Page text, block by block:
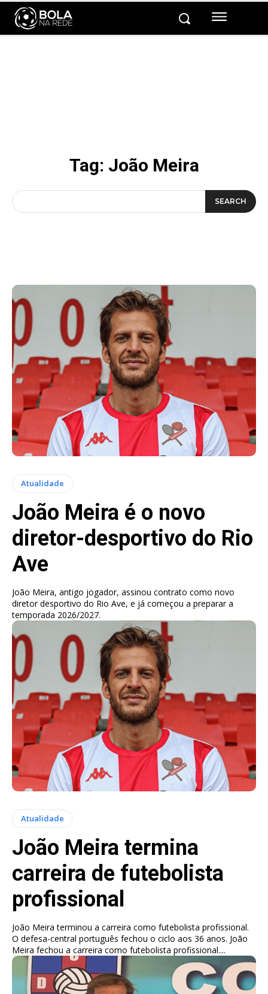
Tag: João Meira
SEARCH
Atualidade
João Meira é o novo
diretor-desportivo do Rio
Ave
João Meira, antigo jogador, assinou contrato como novo
diretor desportivo do Rio Ave, e já começou a preparar a
temporada 2026/2027.
Atualidade
João Meira termina
carreira de futebolista
profissional
João Meira terminou a carreira como futebolista profissional.
O defesa-central português fechou o ciclo aos 36 anos. João
Meira fechou a carreira como futebolista profissional....